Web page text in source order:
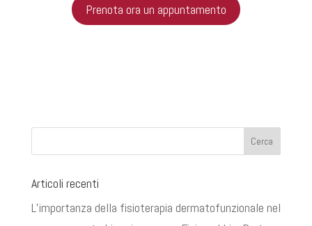
Prenota ora un appuntamento
Articoli recenti
L’importanza della fisioterapia dermatofunzionale nel